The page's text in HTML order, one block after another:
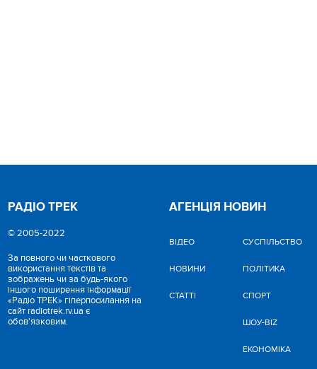
РАДІО ТРЕК
© 2005-2022
За повного чи часткового
використання текстів та
зображень чи за будь-якого
іншого поширення інформації
«Радіо ТРЕК» гіперпосилання на
сайт radiotrek.rv.ua є
обов'язковим.
АГЕНЦІЯ НОВИН
ВІДЕО
НОВИНИ
СТАТТІ
CУСПІЛЬСТВО
ПОЛІТИКА
СПОРТ
ШОУ-BIZ
ЕКОНОМІКА